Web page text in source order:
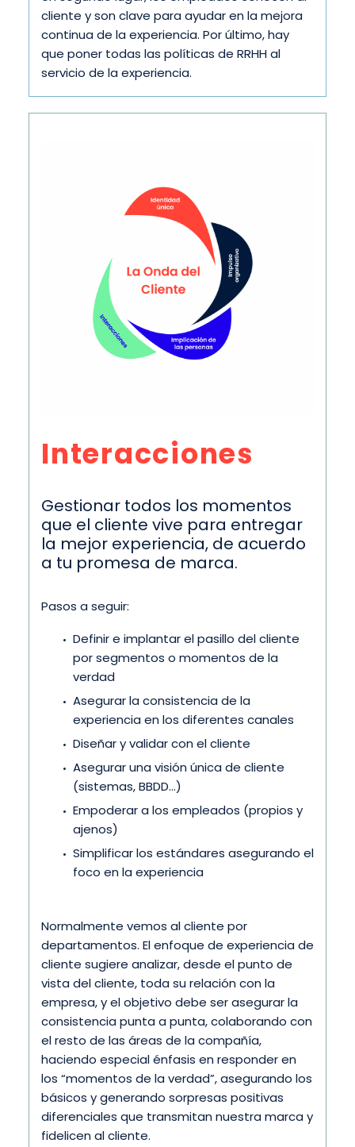
cliente y son clave para ayudar en la mejora
continua de la experiencia. Por último, hay
que poner todas las políticas de RRHH al
servicio de la experiencia.
Interacciones
Gestionar todos los momentos
que el cliente vive para entregar
la mejor experiencia, de acuerdo
a tu promesa de marca.
Pasos a seguir:
Definir e implantar el pasillo del cliente
por segmentos o momentos de la
verdad
Asegurar la consistencia de la
experiencia en los diferentes canales
Diseñar y validar con el cliente
Asegurar una visión única de cliente
(sistemas, BBDD…)
Empoderar a los empleados (propios y
ajenos)
Simplificar los estándares asegurando el
foco en la experiencia
Normalmente vemos al cliente por
departamentos. El enfoque de experiencia de
cliente sugiere analizar, desde el punto de
vista del cliente, toda su relación con la
empresa, y el objetivo debe ser asegurar la
consistencia punta a punta, colaborando con
el resto de las áreas de la compañía,
haciendo especial énfasis en responder en
los “momentos de la verdad”, asegurando los
básicos y generando sorpresas positivas
diferenciales que transmitan nuestra marca y
fidelicen al cliente.